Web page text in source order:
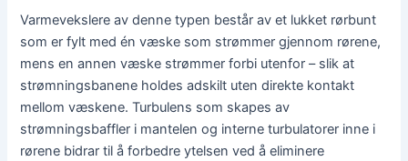
Varmevekslere av denne typen består av et lukket rørbunt
som er fylt med én væske som strømmer gjennom rørene,
mens en annen væske strømmer forbi utenfor – slik at
strømningsbanene holdes adskilt uten direkte kontakt
mellom væskene. Turbulens som skapes av
strømningsbaffler i mantelen og interne turbulatorer inne i
rørene bidrar til å forbedre ytelsen ved å eliminere